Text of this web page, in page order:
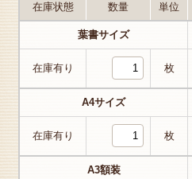
在庫状態 数量 単位
葉書サイズ
在庫有り 枚
A4サイズ
在庫有り 枚
A3額装